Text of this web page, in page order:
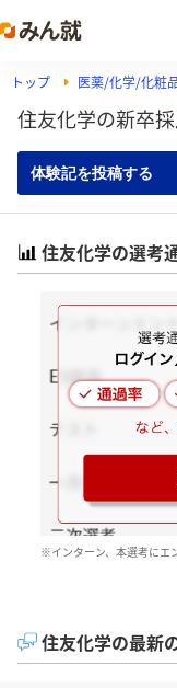
トップ 医薬/化学/化粧
住友化学の新卒
体験記を投稿する
住友化学の選考
※インターン、本選考にエ
住友化学の最新